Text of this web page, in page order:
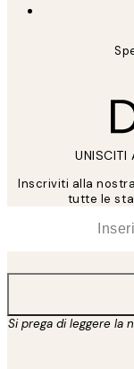
UNISCITI
Inscriviti alla
tutte le
Si prega di leggere la